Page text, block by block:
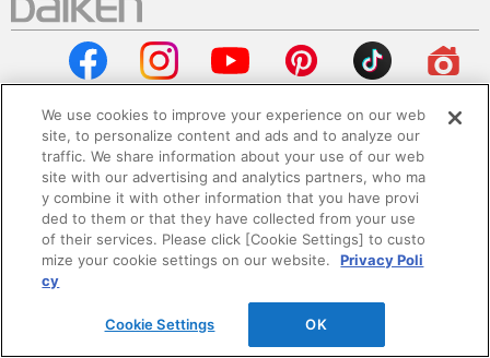
会社情報
企業情報
サステナビリティ
We use cookies to improve your experience on our web
site, to personalize content and ads and to analyze our
traffic. We share information about your use of our web
site with our advertising and analytics partners, who ma
y combine it with other information that you have provi
ded to them or that they have collected from your use
of their services. Please click [Cookie Settings] to custo
mize your cookie settings on our website.
Privacy Poli
cy
Cookie Settings OK